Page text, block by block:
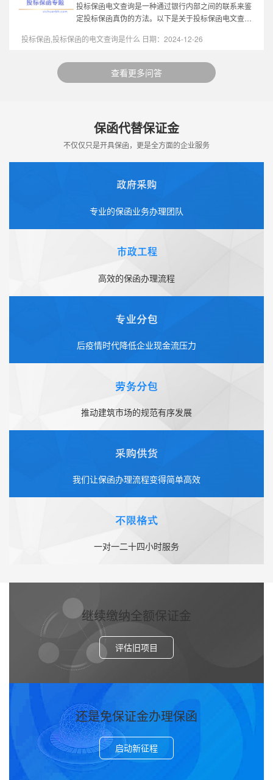
投标保函电文查询是一种通过银行内部之间的联系来鉴
定投标保函真伪的方法。以下是关于投标保函电文查询
标过程中，任何企业都可以通...
投标保函,投标保函的电文查询是什么 日期：2024-12-26
查看更多问答
保函代替保证金
不仅仅只是开具保函，更是全方面的企业服务
专业的保函业务办理团队
高效的保函办理流程
后疫情时代降低企业现金流压力
推动建筑市场的规范有序发展
我们让保函办理流程变得简单高效
一对一二十四小时服务
继续缴纳全额保证金
评估旧项目
还是免保证金办理保函
启动新征程